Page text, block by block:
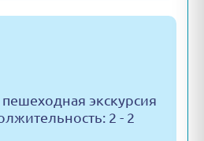
экскурсия
2 - 2